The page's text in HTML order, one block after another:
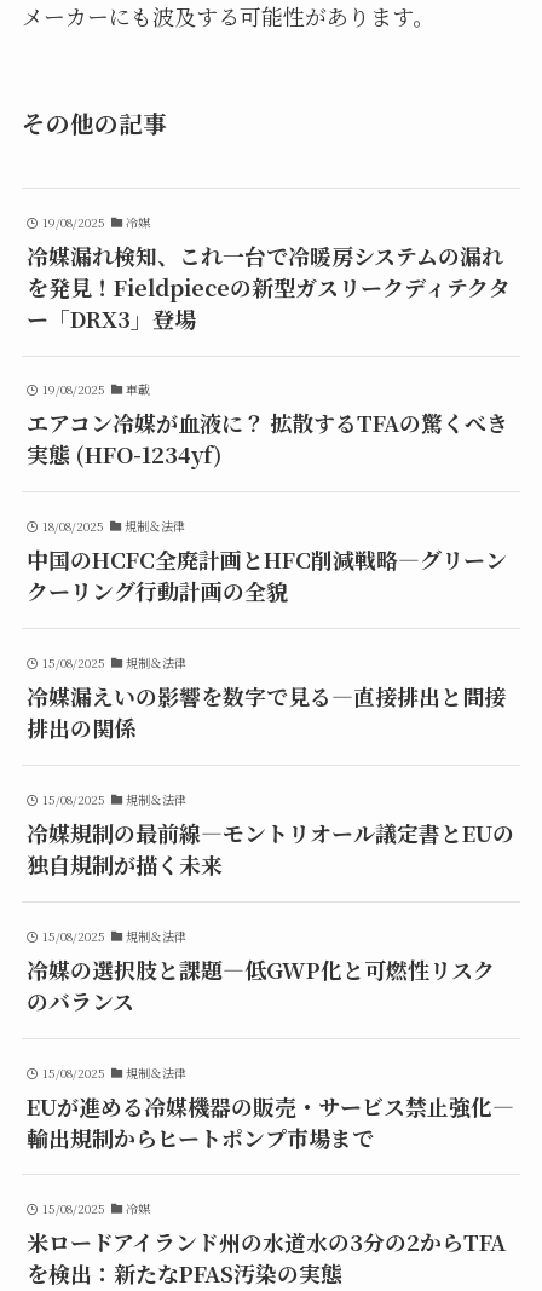
メーカーにも波及する可能性があります。
その他の記事
19/08/2025 冷媒
冷媒漏れ検知、これ一台で冷暖房システムの漏れ
を発見！Fieldpieceの新型ガスリークディテクタ
ー「DRX3」登場
19/08/2025 車載
エアコン冷媒が血液に？ 拡散するTFAの驚くべき
実態 (HFO-1234yf)
18/08/2025 規制＆法律
中国のHCFC全廃計画とHFC削減戦略—グリーン
クーリング行動計画の全貌
15/08/2025 規制＆法律
冷媒漏えいの影響を数字で見る—直接排出と間接
排出の関係
15/08/2025 規制＆法律
冷媒規制の最前線—モントリオール議定書とEUの
独自規制が描く未来
15/08/2025 規制＆法律
冷媒の選択肢と課題—低GWP化と可燃性リスク
のバランス
15/08/2025 規制＆法律
EUが進める冷媒機器の販売・サービス禁止強化—
輸出規制からヒートポンプ市場まで
15/08/2025 冷媒
米ロードアイランド州の水道水の3分の2からTFA
を検出：新たなPFAS汚染の実態